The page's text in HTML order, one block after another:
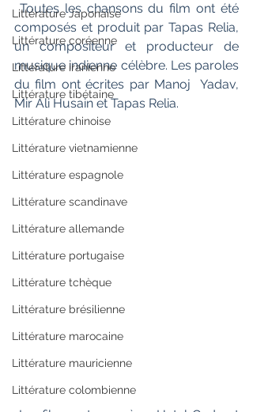
Littérature Japonaise
Littérature coréenne
Littérature iranienne
Littérature tibétaine
Littérature chinoise
Littérature vietnamienne
Littérature espagnole
Littérature scandinave
Littérature allemande
Littérature portugaise
Littérature tchèque
Littérature brésilienne
Littérature marocaine
Littérature mauricienne
Littérature colombienne
Toutes les chansons du film ont été
composés et produit par Tapas Relia,
un compositeur et producteur de
musique indienne célèbre. Les paroles
du film ont écrites par Manoj  Yadav,
Mir Ali Husain et Tapas Relia.